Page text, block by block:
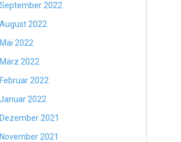
September 2022
August 2022
Mai 2022
März 2022
Februar 2022
Januar 2022
Dezember 2021
November 2021